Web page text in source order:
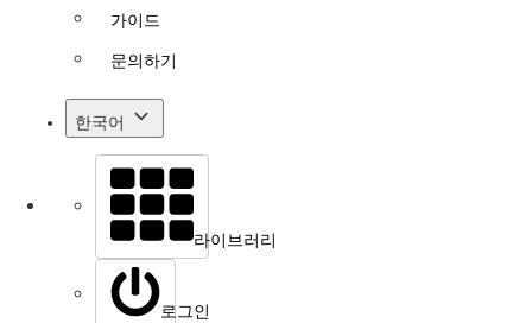
가이드
문의하기
한국어
라이브러리
로그인